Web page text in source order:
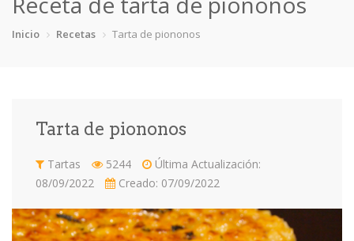
Categorías
Recetas
Consejos y Trucos
Acceder / Registro
Inicio Recetas Tarta de piononos
Tarta de piononos
Tartas 5244
Última Actualización:
08/09/2022
Creado: 07/09/2022